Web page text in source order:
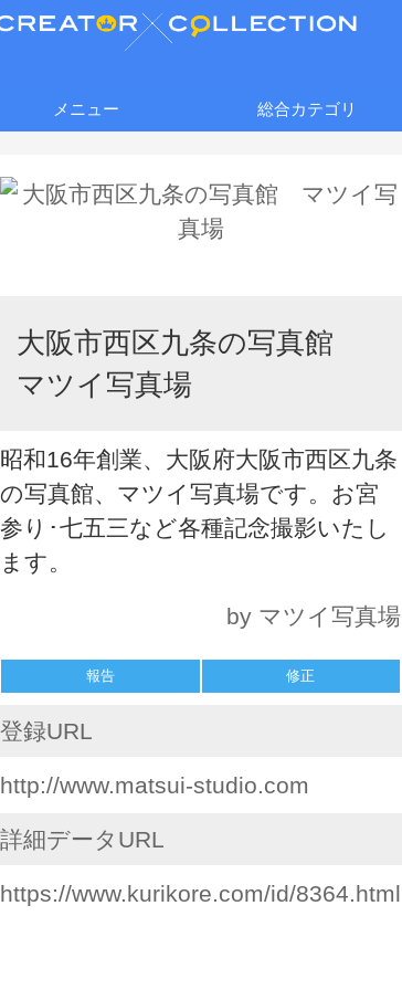
メニュー 総合カテゴリ
大阪市西区九条の写真館
マツイ写真場
昭和16年創業、大阪府大阪市西区九条
の写真館、マツイ写真場です。お宮
参り･七五三など各種記念撮影いたし
ます。
by マツイ写真場
報告 修正
登録URL
http://www.matsui-studio.com
詳細データURL
https://www.kurikore.com/id/8364.html